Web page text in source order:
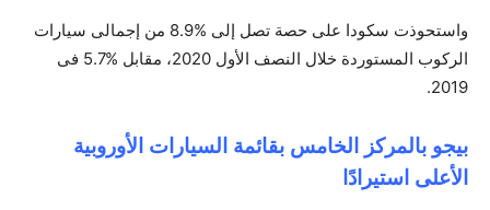
واستحوذت سكودا على حصة تصل إلى %8.9 من إجمالى سيارات
الركوب المستوردة خلال النصف الأول 2020، مقابل %5.7 فى
2019.
بيجو بالمركز الخامس بقائمة السيارات الأوروبية
الأعلى استيرادًا